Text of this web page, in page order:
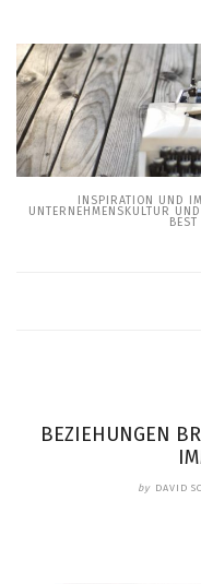
Skip
to
content
INSPIRATION UND
UNTERNEHMENSKULTUR
BEZIEHUNGEN
by DAVID